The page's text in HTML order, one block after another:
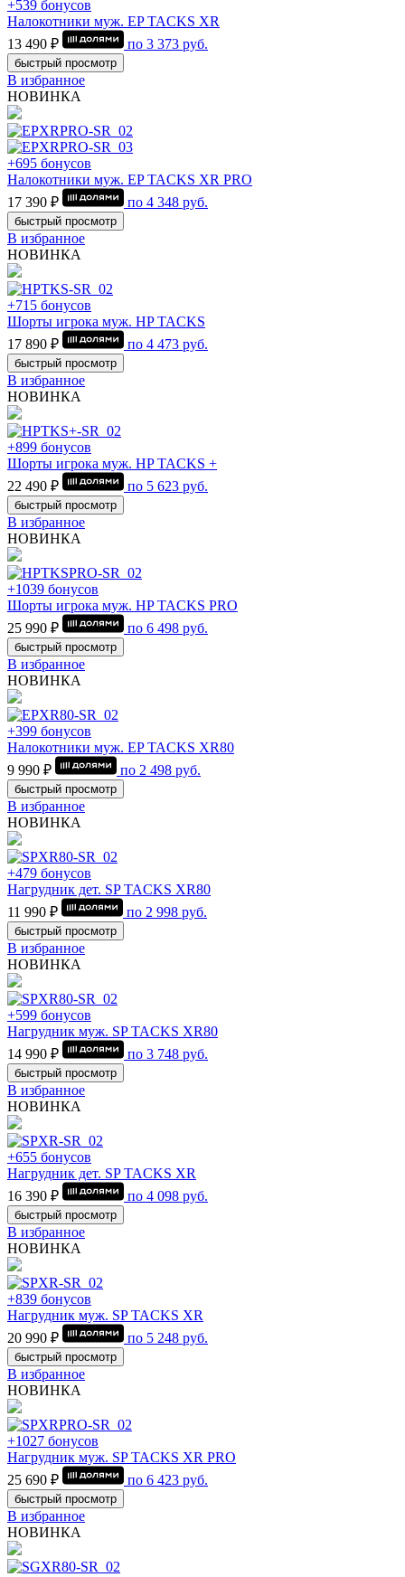
+539 бонусов
Налокотники муж. EP TACKS XR
13 490 ₽
по 3 373 руб.
быстрый просмотр
В избранное
НОВИНКА
+695 бонусов
Налокотники муж. EP TACKS XR PRO
17 390 ₽
по 4 348 руб.
быстрый просмотр
В избранное
НОВИНКА
+715 бонусов
Шорты игрока муж. HP TACKS
17 890 ₽
по 4 473 руб.
быстрый просмотр
В избранное
НОВИНКА
+899 бонусов
Шорты игрока муж. HP TACKS +
22 490 ₽
по 5 623 руб.
быстрый просмотр
В избранное
НОВИНКА
+1039 бонусов
Шорты игрока муж. HP TACKS PRO
25 990 ₽
по 6 498 руб.
быстрый просмотр
В избранное
НОВИНКА
+399 бонусов
Налокотники муж. EP TACKS XR80
9 990 ₽
по 2 498 руб.
быстрый просмотр
В избранное
НОВИНКА
+479 бонусов
Нагрудник дет. SP TACKS XR80
11 990 ₽
по 2 998 руб.
быстрый просмотр
В избранное
НОВИНКА
+599 бонусов
Нагрудник муж. SP TACKS XR80
14 990 ₽
по 3 748 руб.
быстрый просмотр
В избранное
НОВИНКА
+655 бонусов
Нагрудник дет. SP TACKS XR
16 390 ₽
по 4 098 руб.
быстрый просмотр
В избранное
НОВИНКА
+839 бонусов
Нагрудник муж. SP TACKS XR
20 990 ₽
по 5 248 руб.
быстрый просмотр
В избранное
НОВИНКА
+1027 бонусов
Нагрудник муж. SP TACKS XR PRO
25 690 ₽
по 6 423 руб.
быстрый просмотр
В избранное
НОВИНКА